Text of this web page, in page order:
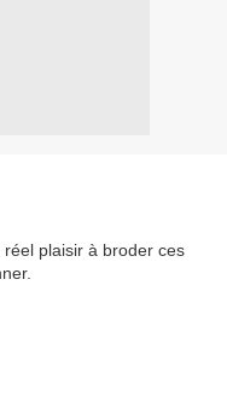
plaisir à broder ces